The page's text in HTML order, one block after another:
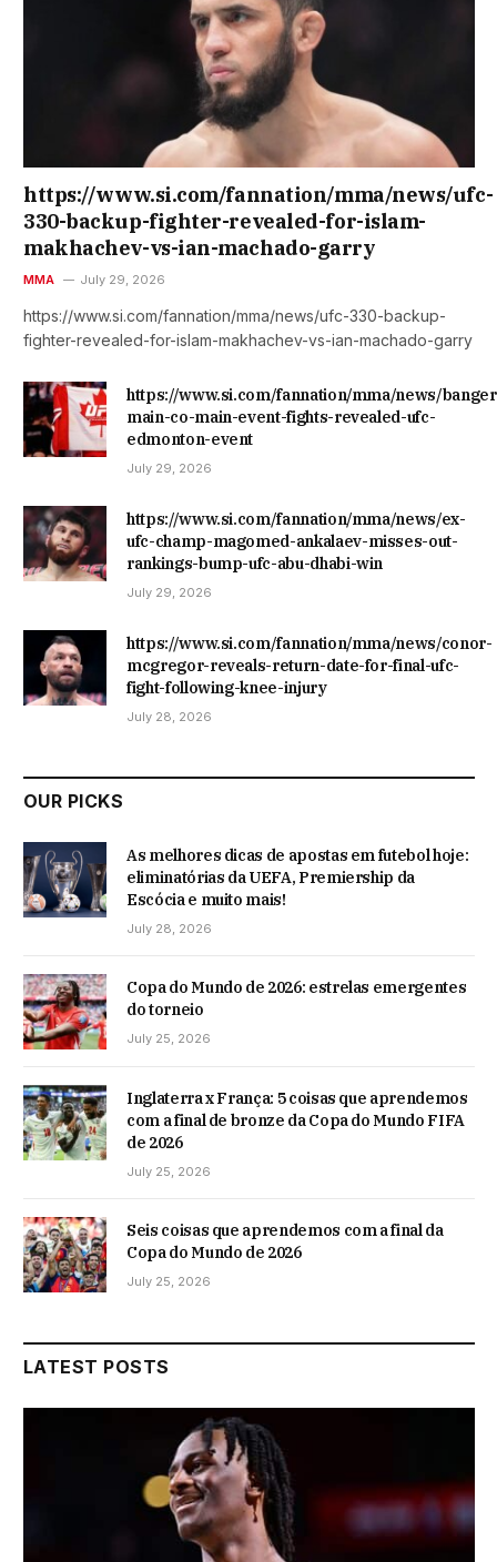
https://www.si.com/fannation/mma/news/ufc-
330-backup-fighter-revealed-for-islam-
makhachev-vs-ian-machado-garry
MMA July 29, 2026
https://www.si.com/fannation/mma/news/ufc-330-backup-
fighter-revealed-for-islam-makhachev-vs-ian-machado-garry
https://www.si.com/fannation/mma/news/
main-co-main-event-fights-revealed-ufc-
edmonton-event
July 29, 2026
https://www.si.com/fannation/mma/news/ex-
ufc-champ-magomed-ankalaev-misses-out-
rankings-bump-ufc-abu-dhabi-win
July 29, 2026
https://www.si.com/fannation/mma/news/conor-
mcgregor-reveals-return-date-for-final-ufc-
fight-following-knee-injury
July 28, 2026
OUR PICKS
As melhores dicas de apostas em futebol hoje:
eliminatórias da UEFA, Premiership da
Escócia e muito mais!
July 28, 2026
Copa do Mundo de 2026: estrelas emergentes
do torneio
July 25, 2026
Inglaterra x França: 5 coisas que aprendemos
com a final de bronze da Copa do Mundo FIFA
de 2026
July 25, 2026
Seis coisas que aprendemos com a final da
Copa do Mundo de 2026
July 25, 2026
LATEST POSTS